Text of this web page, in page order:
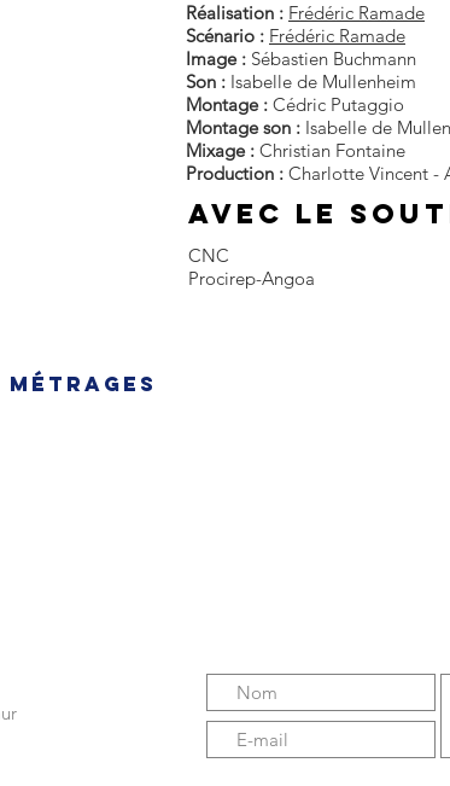
Réalisation : Frédéric Ramade
Scénario : Frédéric Ramade
Image : Sébastien Buchmann
Son : Isabelle de Mullenheim
Montage : Cédric Putaggio
Montage son : Isabelle de
Mixage : Christian Fontaine
Production : Charlotte Vincent -
AVEC LE
CNC
Procirep-Angoa